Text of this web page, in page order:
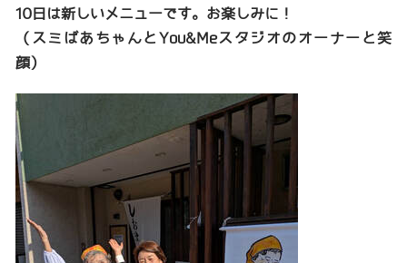
10日は新しいメニューです。お楽しみに！
（スミばあちゃんとYou&Meスタジオのオーナーと笑
顔）